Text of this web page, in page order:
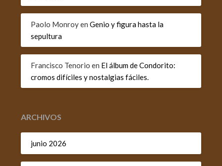
Paolo MonroyenGenio y figura hasta la
sepultura
Francisco Tenorio en El álbum de Condorito:
cromos difíciles y nostalgias fáciles.
ARCHIVOS
junio 2026